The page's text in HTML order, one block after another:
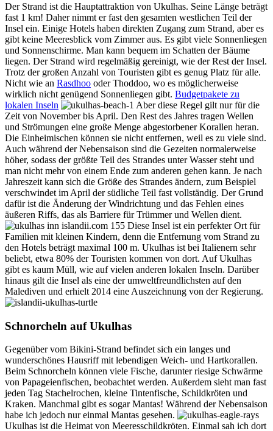
Der Strand ist die Hauptattraktion von Ukulhas. Seine Länge beträgt
fast 1 km! Daher nimmt er fast den gesamten westlichen Teil der
Insel ein. Einige Hotels haben direkten Zugang zum Strand, aber es
gibt keine Meeresblick vom Zimmer aus. Es gibt viele Sonnenliegen
und Sonnenschirme. Man kann bequem im Schatten der Bäume
liegen. Der Strand wird regelmäßig gereinigt, wie der Rest der Insel.
Trotz der großen Anzahl von Touristen gibt es genug Platz für alle.
Nicht wie an Rasdhoo oder Thoddoo, wo es möglicherweise
wirklich nicht genügend Sonnenliegen gibt. Budgetpakete zu
lokalen Inseln
Aber diese Regel gilt nur für die
Zeit von November bis April. Den Rest des Jahres tragen Wellen
und Strömungen eine große Menge abgestorbener Korallen heran.
Die Einheimischen können sie nicht entfernen, weil es zu viele sind.
Auch während der Nebensaison sind die Gezeiten normalerweise
höher, sodass der größte Teil des Strandes unter Wasser steht und
man nicht mehr von einem Ende zum anderen gehen kann. Je nach
Jahreszeit kann sich die Größe des Strandes ändern, zum Beispiel
verschwindet im April der südliche Teil fast vollständig. Der Grund
dafür ist die Änderung der Windrichtung und das Fehlen eines
äußeren Riffs, das als Barriere für Trümmer und Wellen dient.
Diese Insel ist ein perfekter Ort für
Familien mit kleinen Kindern, denn die Entfernung vom Strand zu
den Hotels beträgt maximal 100 m. Ukulhas ist bei Italienern sehr
beliebt, etwa 80% der Touristen kommen von dort. Auf Ukulhas
gibt es kaum Müll, wie auf vielen anderen lokalen Inseln. Darüber
hinaus gilt die Insel als eine der umweltfreundlichsten auf den
Malediven und erhielt 2014 eine Auszeichnung von der Regierung.
Schnorcheln auf Ukulhas
Gegenüber vom Bikini-Strand befindet sich ein langes und
wunderschönes Hausriff mit lebendigen Weich- und Hartkorallen.
Beim Schnorcheln können viele Fische, darunter riesige Schwärme
von Papageienfischen, beobachtet werden. Außerdem sieht man fast
jeden Tag Stachelrochen, kleine Tintenfische, Schildkröten und
Kraken. Manchmal gibt es sogar Mantas! Während der Nebensaison
habe ich jedoch nur einmal Mantas gesehen.
Ukulhas ist die Heimat von Meeresschildkröten. Einmal sah ich dort